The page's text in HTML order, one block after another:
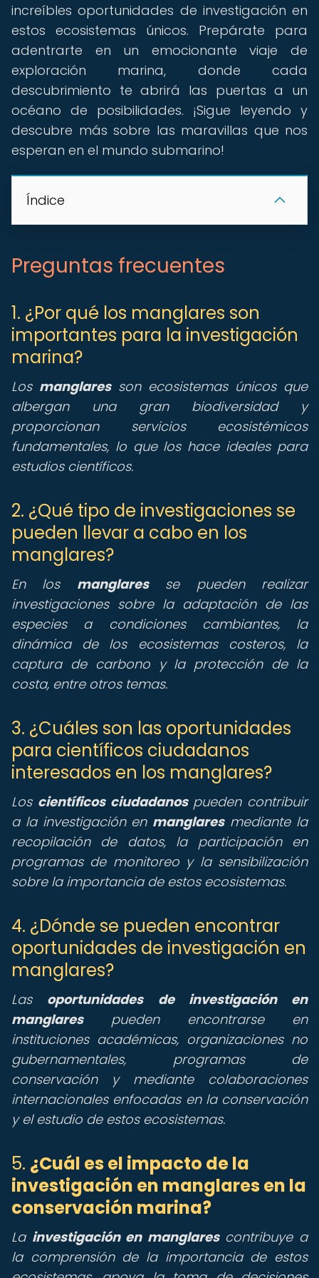
increíbles oportunidades de investigación en
estos ecosistemas únicos. Prepárate para
adentrarte en un emocionante viaje de
exploración marina, donde cada
descubrimiento te abrirá las puertas a un
océano de posibilidades. ¡Sigue leyendo y
descubre más sobre las maravillas que nos
esperan en el mundo submarino!
Índice
Preguntas frecuentes
1. ¿Por qué los manglares son
importantes para la investigación
marina?
Los manglaresson ecosistemas únicos que
albergan una gran biodiversidad y
proporcionan servicios ecosistémicos
fundamentales, lo que los hace ideales para
estudios científicos.
2. ¿Qué tipo de investigaciones se
pueden llevar a cabo en los
manglares?
En los manglaresse pueden realizar
investigaciones sobre la adaptación de las
especies a condiciones cambiantes, la
dinámica de los ecosistemas costeros, la
captura de carbono y la protección de la
costa, entre otros temas.
3. ¿Cuáles son las oportunidades
para científicos ciudadanos
interesados en los manglares?
Los científicos ciudadanospueden contribuir
a la investigación en manglaresmediante la
recopilación de datos, la participación en
programas de monitoreo y la sensibilización
sobre la importancia de estos ecosistemas.
4. ¿Dónde se pueden encontrar
oportunidades de investigación en
manglares?
Las oportunidades de investigación en
manglarespueden encontrarse en
instituciones académicas, organizaciones no
gubernamentales, programas de
conservación y mediante colaboraciones
internacionales enfocadas en la conservación
y el estudio de estos ecosistemas.
5. ¿Cuál es el impacto de la
investigación en manglares en la
conservación marina?
La investigación en manglarescontribuye a
la comprensión de la importancia de estos